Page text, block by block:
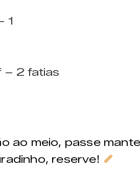
1
– 2 fatias
ao meio, passe
reserve!